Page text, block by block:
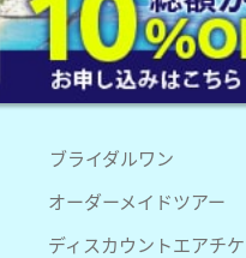
ブライダルワン
オーダーメイドツアー
ディスカウントエアチ